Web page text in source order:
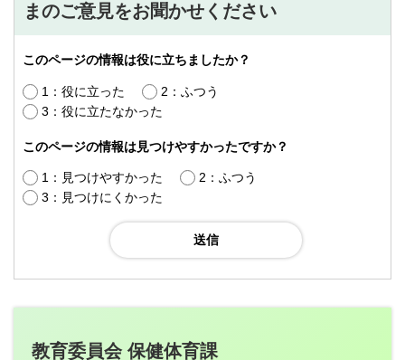
まのご意見をお聞かせください
このページの情報は役に立ちましたか？
1：役に立った
2：ふつう
3：役に立たなかった
このページの情報は見つけやすかったですか？
1：見つけやすかった
2：ふつう
3：見つけにくかった
教育委員会 保健体育課